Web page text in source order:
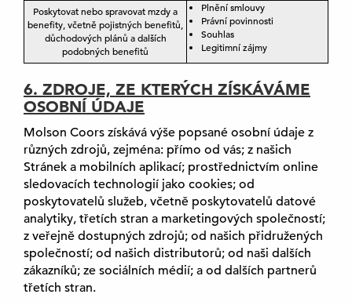
Poskytovat nebo spravovat mzdy a
benefity, včetně pojistných benefitů,
důchodových plánů a dalších
podobných benefitů
Plnění smlouvy
Právní povinnosti
Souhlas
Legitimní zájmy
6. ZDROJE, ZE KTERÝCH ZÍSKÁVÁME
OSOBNÍ ÚDAJE
Molson Coors získává výše popsané osobní údaje z
různých zdrojů, zejména: přímo od vás; z našich
Stránek a mobilních aplikací; prostřednictvím online
sledovacích technologií jako cookies; od
poskytovatelů služeb, včetně poskytovatelů datové
analytiky, třetích stran a marketingových společností;
z veřejně dostupných zdrojů; od našich přidružených
společností; od našich distributorů; od naši dalších
zákazníků; ze sociálních médií; a od dalších partnerů
třetích stran.